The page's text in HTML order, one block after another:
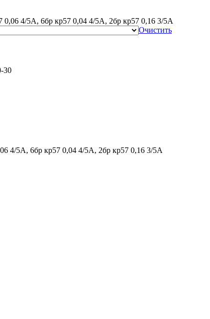
0,06 4/5А, 6бр кр57 0,04 4/5А, 2бр кр57 0,16 3/5А
Очистить
30
4/5А, 6бр кр57 0,04 4/5А, 2бр кр57 0,16 3/5А